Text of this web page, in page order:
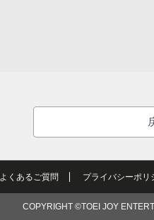
よくあるご質問 プライバシーポリ
COPYRIGHT ©TOEI JOY